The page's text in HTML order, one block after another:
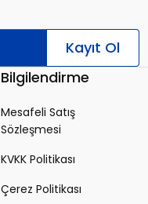
Kayıt Ol
Bilgilendirme
Mesafeli Satış
Sözleşmesi
KVKK Politikası
Çerez Politikası